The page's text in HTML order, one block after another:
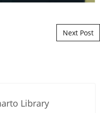
Next Post
Library